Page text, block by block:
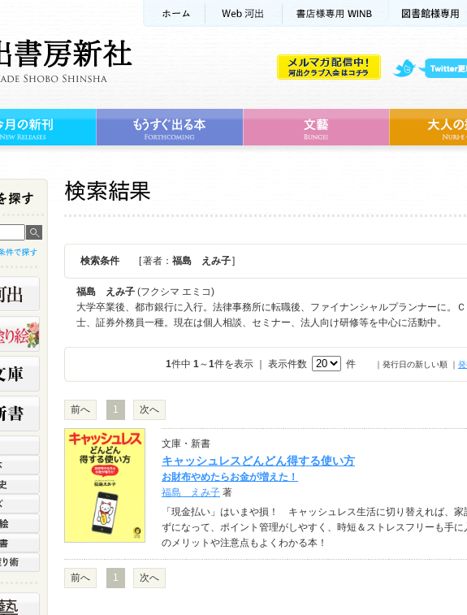
検索条件 [ 著者： 福島 えみ子]
福島 えみ子 (フクシマ エミコ)
大学卒業後、都市銀行に入行。法律事務所に転職後、ファイナンシャルプランナーに。
士、証券外務員一種。現在は個人相談、セミナー、法人向け研修等を中心に活動中。
1件中 1～1件を表示 ｜ 表示件数 件 ｜発行日の新しい順 ｜
前へ 1 次へ
文庫・新書
キャッシュレスどんどん得する使い方
お財布やめたらお金が増えた！
福島 えみ子 著
「現金払い」はいまや損！ キャッシュレス生活に切り替えれば、家
ずになって、ポイント管理がしやすく、時短＆ストレスフリーも手に
のメリットや注意点もよくわかる本！
前へ 1 次へ